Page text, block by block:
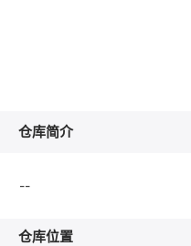
仓库简介
--
仓库位置